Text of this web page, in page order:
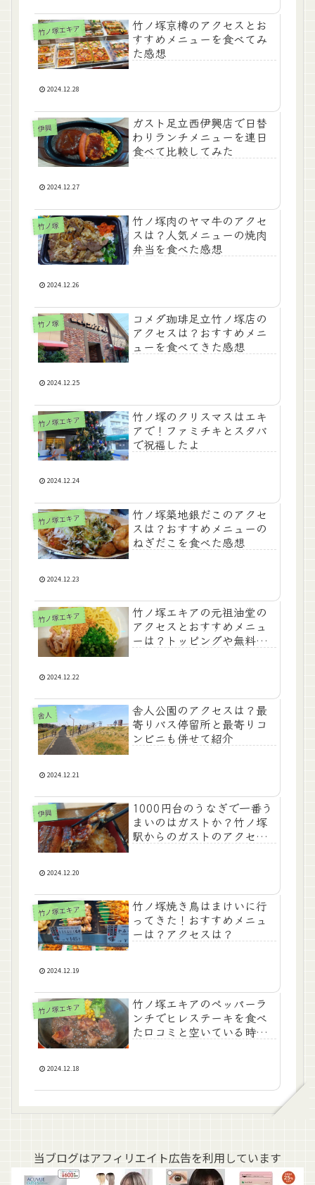
竹ノ塚エキア
竹ノ塚京樽のアクセスとお
すすめメニューを食べてみ
た感想
2024.12.28
伊興
ガスト足立西伊興店で日替
わりランチメニューを連日
食べて比較してみた
2024.12.27
竹ノ塚
竹ノ塚肉のヤマ牛のアクセ
スは？人気メニューの焼肉
弁当を食べた感想
2024.12.26
竹ノ塚
コメダ珈琲足立竹ノ塚店の
アクセスは？おすすめメニ
ューを食べてきた感想
2024.12.25
竹ノ塚エキア
竹ノ塚のクリスマスはエキ
アで！ファミチキとスタバ
で祝福したよ
2024.12.24
竹ノ塚エキア
竹ノ塚築地銀だこのアクセ
スは？おすすめメニューの
ねぎだこを食べた感想
2024.12.23
竹ノ塚エキア
竹ノ塚エキアの元祖油堂の
アクセスとおすすめメニュ
ーは？トッピングや無料ド
2024.12.22
舎人
舎人公園のアクセスは？最
寄りバス停留所と最寄りコ
ンビニも併せて紹介
2024.12.21
伊興
1000円台のうなぎで一番う
まいのはガストか？竹ノ塚
駅からのガストのアクセス
2024.12.20
竹ノ塚エキア
竹ノ塚焼き鳥はまけいに行
ってきた！おすすめメニュ
ーは？アクセスは？
2024.12.19
竹ノ塚エキア
竹ノ塚エキアのペッパーラ
ンチでヒレステーキを食べ
た口コミと空いている時間
2024.12.18
当ブログはアフィリエイト広告を利用しています